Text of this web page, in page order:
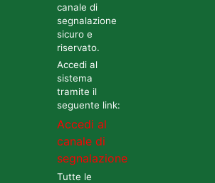
canale di
segnalazione
sicuro e
riservato.
Accedi al
sistema
tramite il
seguente link:
Accedi al
canale di
segnalazione
Tutte le